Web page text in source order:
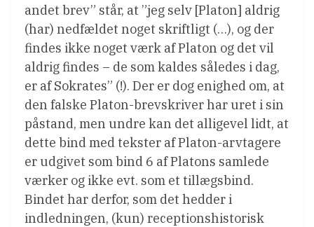
andet brev” står, at ”jeg selv [Platon] aldrig
(har) nedfældet noget skriftligt (…), og der
findes ikke noget værk af Platon og det vil
aldrig findes – de som kaldes således i dag,
er af Sokrates” (!). Der er dog enighed om, at
den falske Platon-brevskriver har uret i sin
påstand, men undre kan det alligevel lidt, at
dette bind med tekster af Platon-arvtagere
er udgivet som bind 6 af Platons samlede
værker og ikke evt. som et tillægsbind.
Bindet har derfor, som det hedder i
indledningen, (kun) receptionshistorisk